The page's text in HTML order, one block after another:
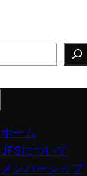
ホーム
JFSについて
メンバーシップ